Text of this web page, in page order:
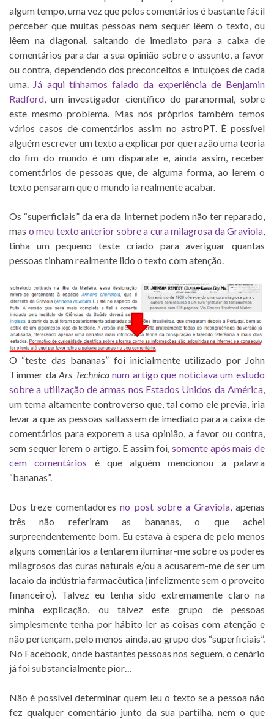
algum tempo, uma vez que pelos comentários é bastante fácil
perceber que muitas pessoas nem sequer lêem o texto, ou
lêem na diagonal, saltando de imediato para a caixa de
comentários para dar a sua opinião sobre o assunto, a favor
ou contra, dependendo dos preconceitos e intuições de cada
uma. Já aqui tínhamos falado da experiência de Benjamin
Radford, um investigador científico do paranormal, sobre
este mesmo problema. Mas nós próprios também temos
vários casos de comentários assim no astroPT. É possível
alguém escrever um texto a explicar por que razão uma teoria
do fim do mundo é um disparate e, ainda assim, receber
comentários de pessoas que, de alguma forma, ao lerem o
texto pensaram que o mundo ia realmente acabar.
Os “superficiais” da era da Internet podem não ter reparado,
mas o meu texto anterior sobre a cura milagrosa da Graviola,
tinha um pequeno teste criado para averiguar quantas
pessoas tinham realmente lido o texto com atenção.
O “teste das bananas” foi inicialmente utilizado por John
Timmer daArs Technica num artigo que noticiava um estudo
sobre a utilização de armas nos Estados Unidos da América,
um tema altamente controverso que, tal como ele previa, iria
levar a que as pessoas saltassem de imediato para a caixa de
comentários para exporem a usa opinião, a favor ou contra,
sem sequer lerem o artigo. E assim foi,somente após mais de
cem comentários é que alguém mencionou a palavra
“bananas”.
Dos treze comentadoresno post sobre a Graviola, apenas
três não referiram as bananas, o que achei
surpreendentemente bom. Eu estava à espera de pelo menos
alguns comentários a tentarem iluminar-me sobre os poderes
milagrosos das curas naturais e/ou a acusarem-me de ser um
lacaio da indústria farmacêutica (infelizmente sem o proveito
financeiro). Talvez eu tenha sido extremamente claro na
minha explicação, ou talvez este grupo de pessoas
simplesmente tenha por hábito ler as coisas com atenção e
não pertençam, pelo menos ainda, ao grupo dos “superficiais”.
No Facebook, onde bastantes pessoas nos seguem, o cenário
já foi substancialmente pior…
Não é possível determinar quem leu o texto se a pessoa não
fez qualquer comentário junto da sua partilha, nem o que